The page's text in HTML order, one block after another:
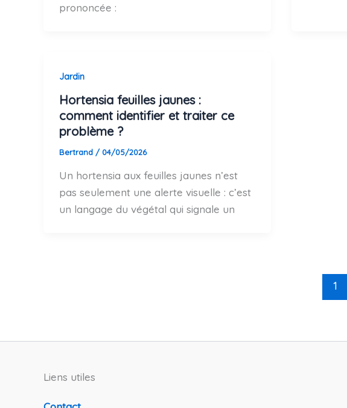
prononcée :
Jardin
Hortensia feuilles jaunes :
comment identifier et traiter ce
problème ?
Bertrand / 04/05/2026
Un hortensia aux feuilles jaunes n’est
pas seulement une alerte visuelle : c’est
un langage du végétal qui signale un
1
Liens utiles